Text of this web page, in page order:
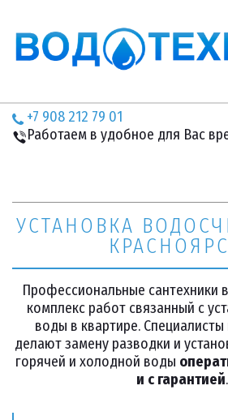
+7 908 212 79 01
Работаем в удобное для Вас
УСТАНОВКА
Профессиональные сантехники
комплекс работ связанный с
воды в квартире.
делают замену разводки и
горячей и холодной воды
и с гарантией.